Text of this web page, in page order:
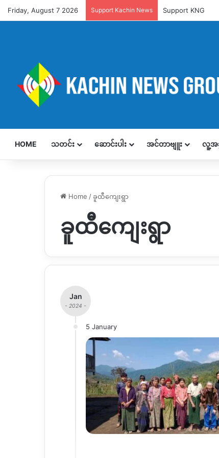
Friday, August 7 2026 Support Kachin News Support KNG
HOME သတင်း ဆောင်းပါး အင်တာဗျူး လူ့အ
Home /ခူထီကျေးရွာ
ခူထီကျေးရွာ
Jan
- 2024 -
5 January